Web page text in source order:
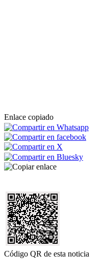
Enlace copiado
Código QR de esta noticia